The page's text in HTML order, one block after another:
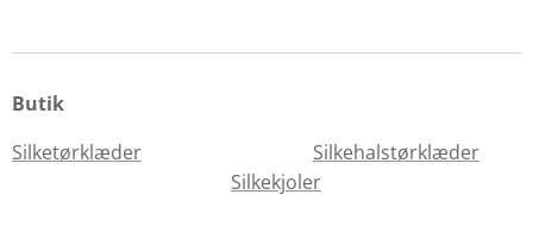
Butik
Silketørklæder
Silkehalstørklæder
Silkekjoler